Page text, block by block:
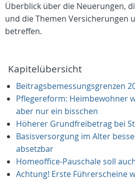
Überblick über die Neuerungen,
und die Themen Versicherungen
betreffen.
Kapitelübersicht
Beitragsbemessungsgrenzen
Pflegereform: Heimbewohner
aber nur ein bisschen
Höherer Grundfreibetrag bei
Basisversorgung im Alter
absetzbar
Homeoffice-Pauschale soll
Achtung! Erste Führerscheine